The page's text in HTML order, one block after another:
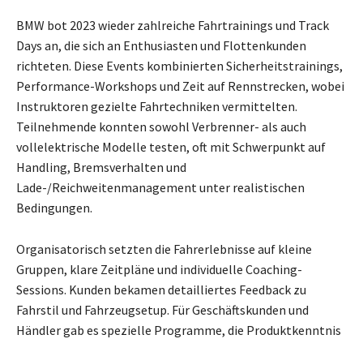
BMW bot 2023 wieder zahlreiche Fahrtrainings und Track
Days an, die sich an Enthusiasten und Flottenkunden
richteten. Diese Events kombinierten Sicherheitstrainings,
Performance-Workshops und Zeit auf Rennstrecken, wobei
Instruktoren gezielte Fahrtechniken vermittelten.
Teilnehmende konnten sowohl Verbrenner- als auch
vollelektrische Modelle testen, oft mit Schwerpunkt auf
Handling, Bremsverhalten und
Lade-/Reichweitenmanagement unter realistischen
Bedingungen.
Organisatorisch setzten die Fahrerlebnisse auf kleine
Gruppen, klare Zeitpläne und individuelle Coaching-
Sessions. Kunden bekamen detailliertes Feedback zu
Fahrstil und Fahrzeugsetup. Für Geschäftskunden und
Händler gab es spezielle Programme, die Produktkenntnis